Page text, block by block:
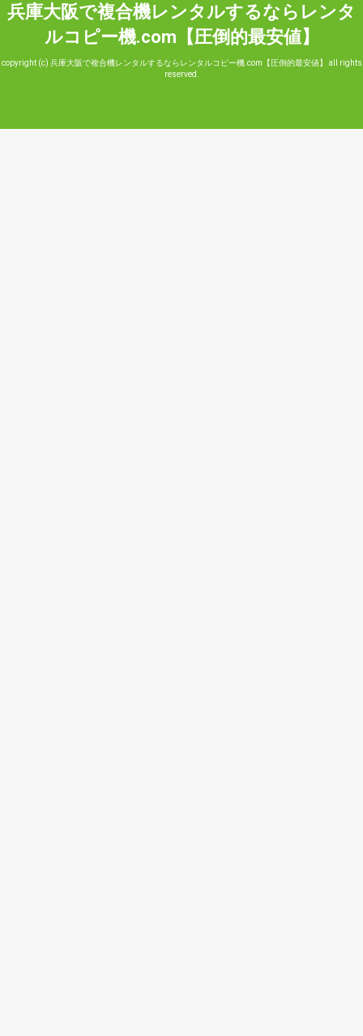
兵庫大阪で複合機レンタルするならレンタ
ルコピー機.com【圧倒的最安値】
copyright (c) 兵庫大阪で複合機レンタルするならレンタルコピー機.com【圧倒的最安値】 all rights
reserved.